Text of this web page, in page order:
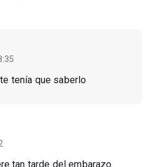
tenía que saberlo
tan tarde del embarazo